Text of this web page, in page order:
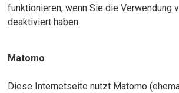
funktionieren, wenn Sie die Verwendung
deaktiviert haben.
Matomo
Diese Internetseite nutzt Matomo